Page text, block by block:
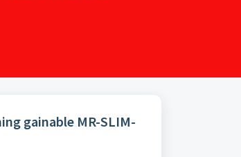
gainable MR-SLIM-